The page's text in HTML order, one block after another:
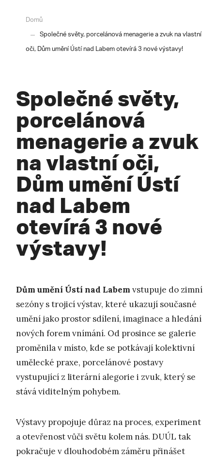
Domů
Společné světy, porcelánová menagerie a zvuk na vlastní
oči, Dům umění Ústí nad Labem otevírá 3 nové výstavy!
Společné světy,
porcelánová
menagerie a zvuk
na vlastní oči,
Dům umění Ústí
nad Labem
otevírá 3 nové
výstavy!
Dům umění Ústí nad Labem vstupuje do zimní
sezóny s trojicí výstav, které ukazují současné
umění jako prostor sdílení, imaginace a hledání
nových forem vnímání. Od prosince se galerie
proměnila v místo, kde se potkávají kolektivní
umělecké praxe, porcelánové postavy
vystupující z literární alegorie i zvuk, který se
stává viditelným pohybem.
Výstavy propojuje důraz na proces, experiment
a otevřenost vůči světu kolem nás. DUÚL tak
pokračuje v dlouhodobém záměru přinášet